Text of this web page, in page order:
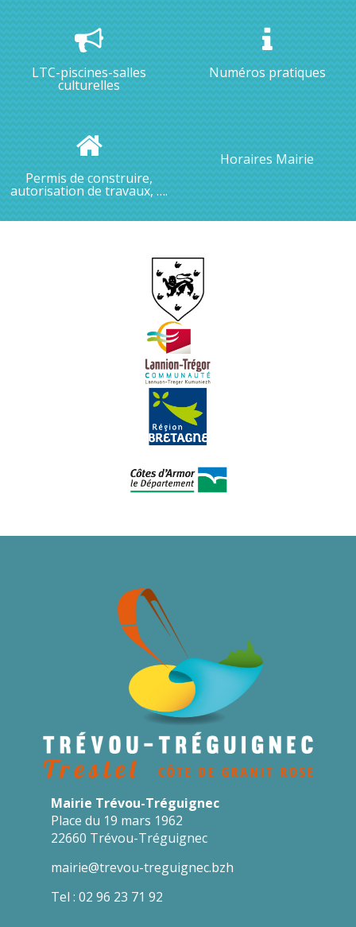
LTC-piscines-salles
culturelles
Numéros pratiques
Permis de construire,
autorisation de travaux, ….
Horaires Mairie
Mairie Trévou-Tréguignec
Place du 19 mars 1962
22660 Trévou-Tréguignec
mairie@trevou-treguignec.bzh
Tel : 02 96 23 71 92